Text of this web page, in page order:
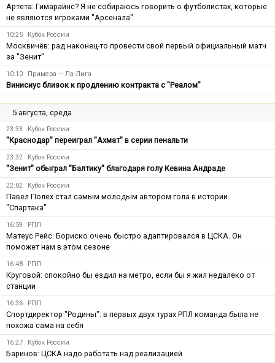
Артета: Гимарайнс? Я не собираюсь говорить о футболистах, которые
не являются игроками "Арсенала"
10:25 Кубок России
Москвичёв: рад наконец-то провести свой первый официальный матч
за "Зенит"
10:10 Примера — Ла-Лига
Винисиус близок к продлению контракта с "Реалом"
5 августа, среда
23:33 Кубок России
"Краснодар" переиграл "Ахмат" в серии пенальти
23:32 Кубок России
"Зенит" обыграл "Балтику" благодаря голу Кевина Андраде
22:02 Кубок России
Павел Полех стал самым молодым автором гола в истории
"Спартака"
16:59 РПЛ
Матеус Рейс: Бориско очень быстро адаптировался в ЦСКА. Он
поможет нам в этом сезоне
16:48 РПЛ
Круговой: спокойно бы ездил на метро, если бы я жил недалеко от
станции
16:36 РПЛ
Спортдиректор "Родины": в первых двух турах РПЛ команда была не
похожа сама на себя
16:27 Кубок России
Баринов: ЦСКА надо работать над реализацией